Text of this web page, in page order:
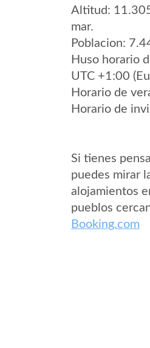
Altitud:
mar.
Poblacion:
Huso horario
UTC +1:00
Horario de
Horario de
Si tienes
puedes mirar
alojamientos
pueblos
Booking.com